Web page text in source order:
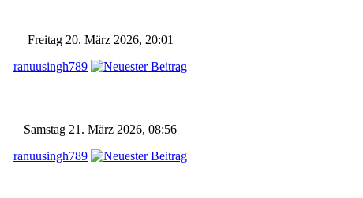
Freitag 20. März 2026, 20:01
ranuusingh789
Samstag 21. März 2026, 08:56
ranuusingh789